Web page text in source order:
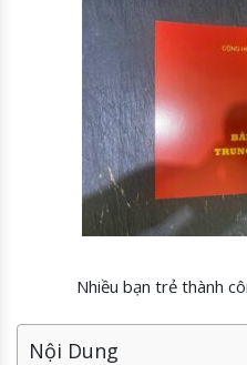
Nhiều bạn trẻ thành
Nội Dung